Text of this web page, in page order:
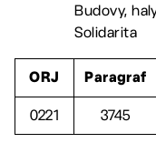
Budovy,
Solidarita
ORJ Paragraf
0221 3745